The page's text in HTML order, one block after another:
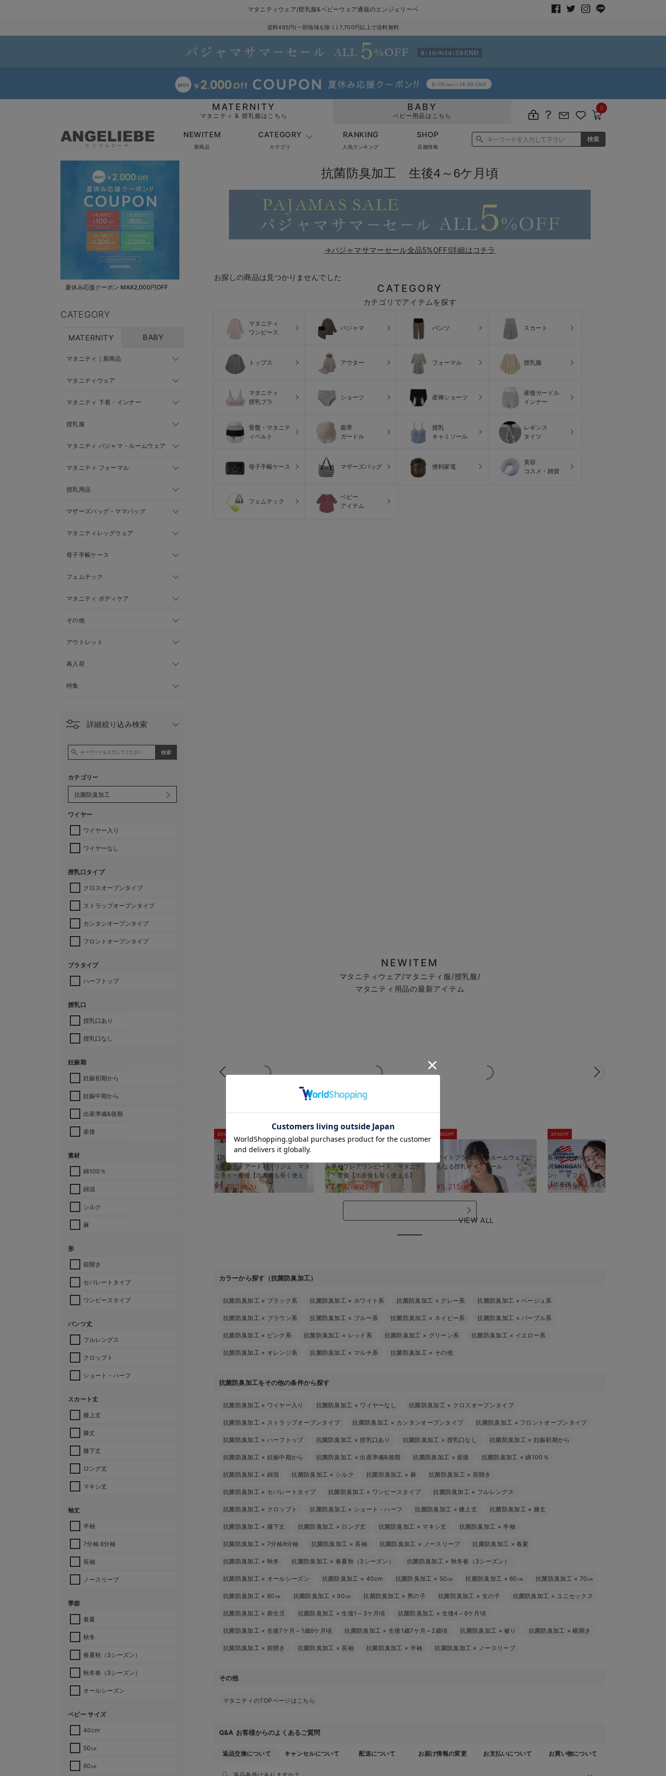
マタニティウェア/授乳服&ベビーウェア通販のエンジェリーベ
送料495円(一部地域を除く) 7,700円以上で送料無料
MATERNITY
マタニティ & 授乳服はこちら
BABY
ベビー用品はこちら
0
NEWITEM
新商品
CATEGORY
カテゴリ
RANKING
人気ランキング
SHOP
店舗情報
夏休み応援クーポン MAX2,000円OFF
CATEGORY
MATERNITY BABY
マタニティ｜新商品
マタニティウェア
マタニティ 下着・インナー
授乳服
マタニティ パジャマ・ルームウェア
マタニティ フォーマル
授乳用品
マザーズバッグ・ママバッグ
マタニティレッグウェア
母子手帳ケース
フェムテック
マタニティ ボディケア
その他
アウトレット
再入荷
特集
詳細絞り込み検索
カテゴリー
ワイヤー
ワイヤー入り
ワイヤーなし
授乳口タイプ
クロスオープンタイプ
ストラップオープンタイプ
カンタンオープンタイプ
フロントオープンタイプ
ブラタイプ
ハーフトップ
授乳口
授乳口あり
授乳口なし
妊娠期
妊娠初期から
妊娠中期から
出産準備&後期
産後
素材
綿100％
綿混
シルク
麻
形
前開き
セパレートタイプ
ワンピースタイプ
パンツ丈
フルレングス
クロップト
ショート・ハーフ
スカート丈
膝上丈
膝丈
膝下丈
ロング丈
マキシ丈
袖丈
半袖
7分袖 8分袖
長袖
ノースリーブ
季節
春夏
秋冬
春夏秋（3シーズン）
秋冬春（3シーズン）
オールシーズン
ベビー サイズ
40cm
50㎝
60㎝
抗菌防臭加工 生後4～6ケ月頃
→パジャマサマーセール全品5%OFF!詳細はコチラ
お探しの商品は見つかりませんでした
CATEGORY
カテゴリでアイテムを探す
マタニティ
ワンピース
パジャマ パンツ スカート
トップス アウター フォーマル 授乳服
マタニティ
授乳ブラ
ショーツ 産褥ショーツ
産後ガードル
インナー
骨盤・マタニテ
ィベルト
腹帯
ガードル
授乳
キャミソール
レギンス
タイツ
母子手帳ケース マザーズバッグ 便利家電
美容
コスメ・雑貨
フェムテック
ベビー
アイテム
NEWITEM
マタニティウェア/マタニティ服/授乳服/
マタニティ用品の最新アイテム
30%OFF
【防汚加工】綿混やわらかスウェッ
ト半袖ティアードネグリジェ マタ
ニティ・産後【出産後も長く使え
る】
¥3,492 (税込)
ト半袖フレアワンピース マタニテ
ィ・産後【出産後も長く使える】
¥3,492(税込)
5%OFF
ナイトブラ機能付 ルームウェアに
もなる授乳キャミソール
¥5,215(税込)
30%OFF
長袖サーマルパジャマ3点セット
JEMORGAN（ジェーイーモーガ
ン） ギフト マタニティ・産後
【出産後も長く使える】
¥5,313 (税込)
VIEW ALL
カラーから探す（抗菌防臭加工）
抗菌防臭加工 × ブラック系 抗菌防臭加工 × ホワイト系 抗菌防臭加工 × グレー系 抗菌防臭加工 ×ベージュ系
抗菌防臭加工 × ブラウン系 抗菌防臭加工 × ブルー系 抗菌防臭加工 × ネイビー系 抗菌防臭加工 ×パープル系
抗菌防臭加工 × ピンク系 抗菌防臭加工 × レッド系 抗菌防臭加工 × グリーン系 抗菌防臭加工 × イエロー系
抗菌防臭加工 × オレンジ系 抗菌防臭加工 × マルチ系 抗菌防臭加工 × その他
抗菌防臭加工をその他の条件から探す
抗菌防臭加工 × ワイヤー入り 抗菌防臭加工 × ワイヤーなし 抗菌防臭加工 × クロスオープンタイプ
抗菌防臭加工 × ストラップオープンタイプ 抗菌防臭加工 × カンタンオープンタイプ 抗菌防臭加工 × フロントオープンタイプ
抗菌防臭加工 × ハーフトップ 抗菌防臭加工 ×授乳口あり 抗菌防臭加工 × 授乳口なし 抗菌防臭加工 × 妊娠初期から
抗菌防臭加工 × 妊娠中期から 抗菌防臭加工 × 出産準備&後期 抗菌防臭加工 × 産後 抗菌防臭加工 ×綿100％
抗菌防臭加工 × 綿混 抗菌防臭加工 × シルク 抗菌防臭加工 × 麻 抗菌防臭加工 × 前開き
抗菌防臭加工 × セパレートタイプ 抗菌防臭加工 × ワンピースタイプ 抗菌防臭加工 × フルレングス
抗菌防臭加工 × クロップト 抗菌防臭加工 × ショート・ハーフ 抗菌防臭加工 × 膝上丈 抗菌防臭加工 × 膝丈
抗菌防臭加工 × 膝下丈 抗菌防臭加工 × ロング丈 抗菌防臭加工 × マキシ丈 抗菌防臭加工 ×半袖
抗菌防臭加工 × 7分袖8分袖 抗菌防臭加工 ×長袖 抗菌防臭加工 × ノースリーブ 抗菌防臭加工 ×春夏
抗菌防臭加工 × 秋冬 抗菌防臭加工 ×春夏秋（3シーズン） 抗菌防臭加工 × 秋冬春（3シーズン）
抗菌防臭加工 × オールシーズン 抗菌防臭加工 × 40cm 抗菌防臭加工 × 50㎝ 抗菌防臭加工 × 60㎝ 抗菌防臭加工 × 70㎝
抗菌防臭加工 × 80㎝ 抗菌防臭加工 × 90㎝ 抗菌防臭加工 × 男の子 抗菌防臭加工 × 女の子 抗菌防臭加工 ×ユニセックス
抗菌防臭加工 × 新生児 抗菌防臭加工 ×生後1～3ケ月頃 抗菌防臭加工 × 生後4～6ケ月頃
抗菌防臭加工 × 生後7ケ月～1歳6ケ月頃 抗菌防臭加工 ×生後1歳7ケ月～2歳頃 抗菌防臭加工 ×被り 抗菌防臭加工 ×横開き
抗菌防臭加工 × 前開き 抗菌防臭加工 ×長袖 抗菌防臭加工 × 半袖 抗菌防臭加工 × ノースリーブ
その他
マタニティのTOPページはこちら
Q&A お客様からのよくあるご質問
返品交換について キャンセルについて 配送について お届け情報の変更 お支払いについて お買い物について
お気に入り商品を確認する